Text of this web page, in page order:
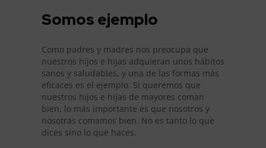
Somos ejemplo
Como padres y madres nos preocupa que
nuestros hijos e hijas adquieran unos hábitos
sanos y saludables, y una de las formas más
eficaces es el ejemplo. Si queremos que
nuestros hijos e hijas de mayores coman
bien, lo más importante es que nosotros y
nosotras comamos bien. No es tanto lo que
dices sino lo que haces.